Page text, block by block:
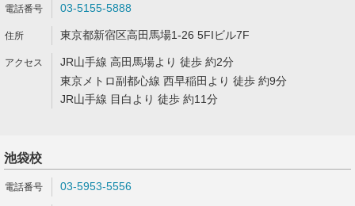
03-5155-5888
東京都新宿区高田馬場1-26 5FIビル7F
JR山手線 高田馬場より 徒歩 約2分
東京メトロ副都心線 西早稲田より 徒歩 約9分
JR山手線 目白より 徒歩 約11分
池袋校
03-5953-5556